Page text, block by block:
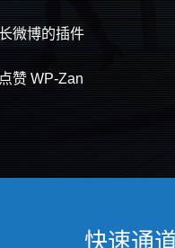
微博的插件
赞 WP-Zan
快速通